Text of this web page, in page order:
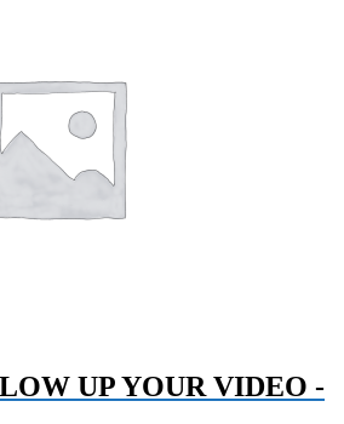
UP YOUR VIDEO -